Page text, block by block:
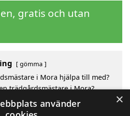
gratis och utan
gömma
i Mora hjälpa till med?
trädgårdsmästare i Mora?
trädgårdsmästare i Mora
trädgårdsmästare i de
×
använder